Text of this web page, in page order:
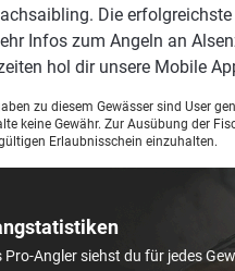
Pro-Angler siehst du für jedes
Die
Infos zum Angeln an
hol dir unsere Mobile
zu diesem Gewässer sind User
keine Gewähr. Zur Ausübung der
Erlaubnisschein einzuhalten.